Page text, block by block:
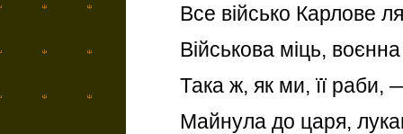
Все військо Карлове
Військова міць,
Така ж, як ми, її раби,
Майнула до царя,